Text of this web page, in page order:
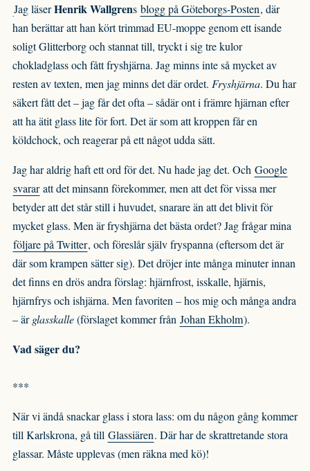
Jag läserHenrik Wallgrens blogg på Göteborgs-Posten, där
han berättar att han kört trimmad EU-moppe genom ett isande
soligt Glitterborg och stannat till, tryckt i sig tre kulor
chokladglass och fått fryshjärna. Jag minns inte så mycket av
resten av texten, men jag minns det där ordet. Fryshjärna. Du har
säkert fått det – jag får det ofta – sådär ont i främre hjärnan efter
att ha ätit glass lite för fort. Det är som att kroppen får en
köldchock, och reagerar på ett något udda sätt.
Jag har aldrig haft ett ord för det. Nu hade jag det. Och Google
svarar att det minsann förekommer, men att det för vissa mer
betyder att det står still i huvudet, snarare än att det blivit för
mycket glass. Men är fryshjärna det bästa ordet? Jag frågar mina
följare på Twitter, och föreslår själv fryspanna (eftersom det är
där som krampen sätter sig). Det dröjer inte många minuter innan
det finns en drös andra förslag: hjärnfrost, isskalle, hjärnis,
hjärnfrys och ishjärna. Men favoriten – hos mig och många andra
– ärglasskalle(förslaget kommer från Johan Ekholm).
Vad säger du?
***
När vi ändå snackar glass i stora lass: om du någon gång kommer
till Karlskrona, gå till Glassiären. Där har de skrattretande stora
glassar. Måste upplevas (men räkna med kö)!